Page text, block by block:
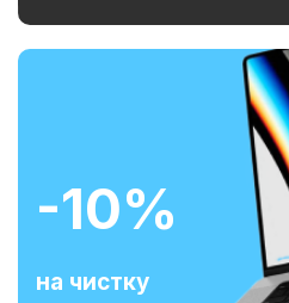
-10%
на чистку